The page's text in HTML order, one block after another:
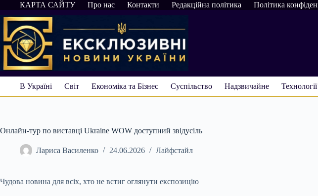
Перейти
до
вмісту
КАРТА САЙТУ Про нас Контакти Редакційна політика Політика
В Україні Світ Економіка та Бізнес Суспільство Надзвичайне Технології
Онлайн-тур по виставці Ukraine WOW доступний звідусіль
Лариса Василенко 24.06.2026 Лайфстайл
Чудова новина для всіх, хто не встиг оглянути експозицію